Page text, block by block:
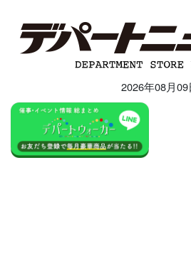
2026年08月09